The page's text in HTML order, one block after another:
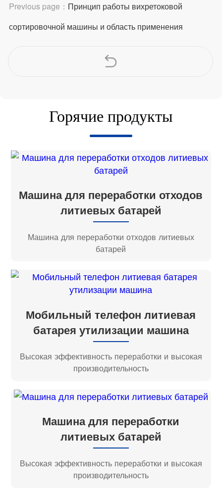
Previous page： Принцип работы вихретоковой
сортировочной машины и область применения
Горячие продукты
Машина для переработки отходов
литиевых батарей
Машина для переработки отходов литиевых
батарей
Мобильный телефон литиевая
батарея утилизации машина
Высокая эффективность переработки и высокая
производительность
Машина для переработки
литиевых батарей
Высокая эффективность переработки и высокая
производительность